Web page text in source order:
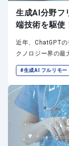
生成AI分野フ
端技術を駆使
近年、ChatGPT
クノロジー界の最
生成、コード生成
ブまで多岐にわた
うる可能性を秘め
#生成AI フルリモー